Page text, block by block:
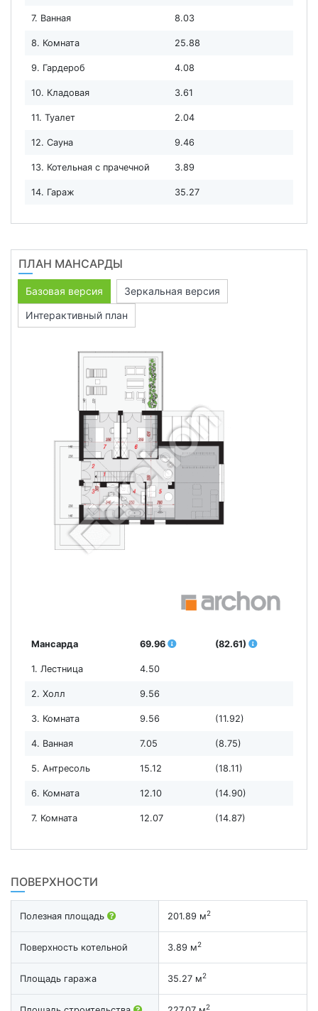
7. Ванная 8.03
8. Комната 25.88
9. Гардероб 4.08
10. Кладовая 3.61
11. Туалет 2.04
12. Сауна 9.46
13. Котельная с прачечной 3.89
14. Гараж 35.27
ПЛАН МАНСАРДЫ
Базовая версия
Зеркальная версия
Интерактивный план
Мансарда 69.96 (82.61)
1. Лестница 4.50
2. Холл 9.56
3. Комната 9.56 (11.92)
4. Ванная 7.05 (8.75)
5. Антресоль 15.12 (18.11)
6. Комната 12.10 (14.90)
7. Комната 12.07 (14.87)
ПОВЕРХНОСТИ
Полезная площадь 201.89 м2
Поверхность котельной 3.89 м2
Площадь гаража 35.27 м2
2